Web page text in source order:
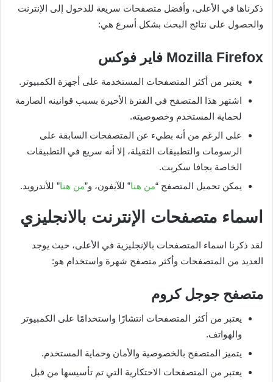
ذكرناها في الأعلى، وأفضل متصفحات سريعة للدخول إلى الإنترنت
والحصول على نتائج البحث بشكل أسرع هي:
Mozilla Firefox فاير فوكس
يعتبر من أكثر المتصفحات المستخدمة على أجهزة الكمبيوتر.
اشتهر هذا المتصفح في الفترة الأخيرة بسبب قوانينه الصارمة
لحماية المستخدم وخصوصيته.
على الرغم من أنه بطيء عن المتصفحات السابقة على
الرسومات والتطبيقات الثقيلة، إلا أنه سريع في التطبيقات
الخاصة بجافا سكربت.
يمكن تحميل المتصفح “من هنا” للآيفون، و”من هنا” للأندرويد.
اسماء متصفحات الإنترنت بالانجليزي
لقد ذكرنا اسماء المتصفحات بالإنجليزية في الأعلى، حيث يوجد
العديد من المتصفحات وأكثر متصفح شهرة واستخدام هو:
متصفح جوجل كروم
يعتبر من أكثر المتصفحات انتشارًا واستخدامًا على الكمبيوتر
والهواتف.
يتميز المتصفح بالخصوصية والأمان وحماية المستخدم.
يعتبر من المتصفحات الاحتكارية التي تم تأسيسها من قبل